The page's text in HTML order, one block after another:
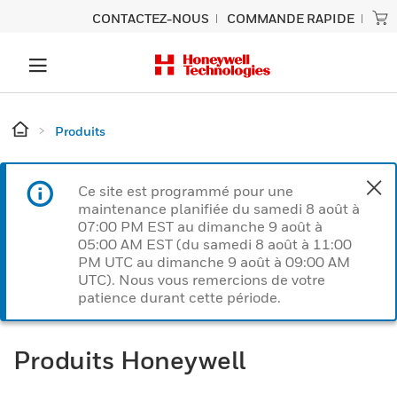
CONTACTEZ-NOUS COMMANDE RAPIDE
Produits
Ce site est programmé pour une
maintenance planifiée du samedi 8 août à
07:00 PM EST au dimanche 9 août à
05:00 AM EST (du samedi 8 août à 11:00
PM UTC au dimanche 9 août à 09:00 AM
UTC). Nous vous remercions de votre
patience durant cette période.
Produits Honeywell